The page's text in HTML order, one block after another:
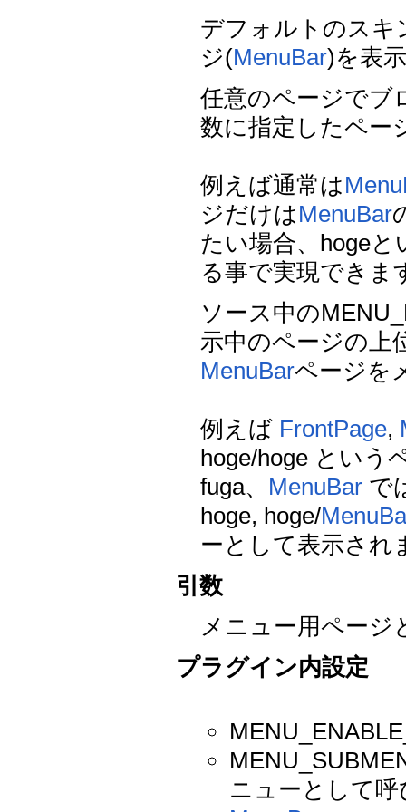
デフォルトのスキ
ジ(MenuBar)を表
任意のページでブ
数に指定したペー
例えば通常は
ジだけはMenuBar
たい場合、hogeと
る事で実現できま
ソース中の
示中のページの上
MenuBarページを
例えば FrontPage,
hoge/hoge という
fuga、 MenuBar で
hoge, hoge/
ーとして表示され
引数
メニュー用ページ
プラグイン内設定
ニューとして